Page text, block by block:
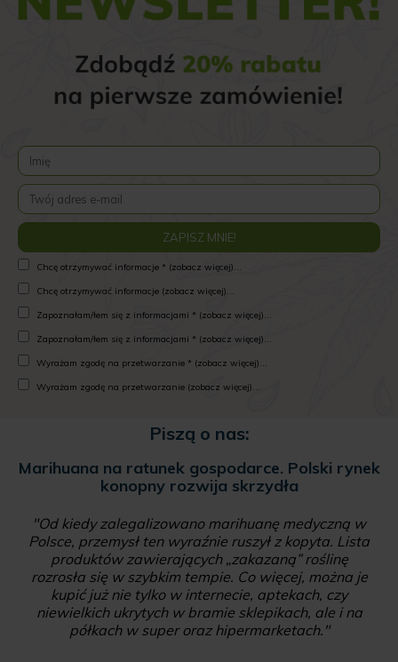
Chcę otrzymywać informacje * (zobacz więcej)...
Chcę otrzymywać informacje (zobacz więcej)...
Zapoznałam/łem się z informacjami * (zobacz więcej)...
Zapoznałam/łem się z informacjami * (zobacz więcej)...
Wyrażam zgodę na przetwarzanie * (zobacz więcej)...
Wyrażam zgodę na przetwarzanie (zobacz więcej)...
Piszą o nas:
Marihuana na ratunek gospodarce. Polski rynek
konopny rozwija skrzydła
"Od kiedy zalegalizowano marihuanę medyczną w
Polsce, przemysł ten wyraźnie ruszył z kopyta. Lista
produktów zawierających „zakazaną” roślinę
rozrosła się w szybkim tempie. Co więcej, można je
kupić już nie tylko w internecie, aptekach, czy
niewielkich ukrytych w bramie sklepikach, ale i na
półkach w super oraz hipermarketach."